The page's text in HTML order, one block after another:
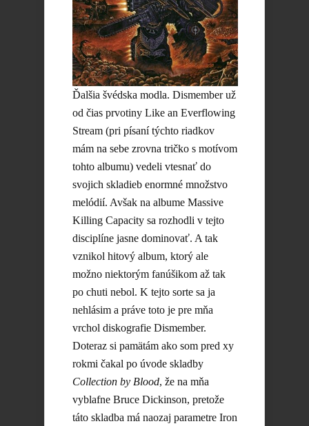
Ďalšia švédska modla. Dismember už
od čias prvotiny Like an Everflowing
Stream (pri písaní týchto riadkov
mám na sebe zrovna tričko s motívom
tohto albumu) vedeli vtesnať do
svojich skladieb enormné množstvo
melódií. Avšak na albume Massive
Killing Capacity sa rozhodli v tejto
disciplíne jasne dominovať. A tak
vznikol hitový album, ktorý ale
možno niektorým fanúšikom až tak
po chuti nebol. K tejto sorte sa ja
nehlásim a práve toto je pre mňa
vrchol diskografie Dismember.
Doteraz si pamätám ako som pred xy
rokmi čakal po úvode skladby
Collection by Blood, že na mňa
vyblafne Bruce Dickinson, pretože
táto skladba má naozaj parametre Iron